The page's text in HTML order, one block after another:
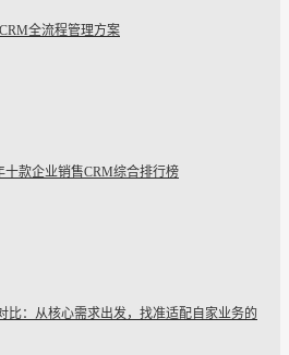
全流程管理方案
十款企业销售CRM综合排行榜
比：从核心需求出发，找准适配自家业务的